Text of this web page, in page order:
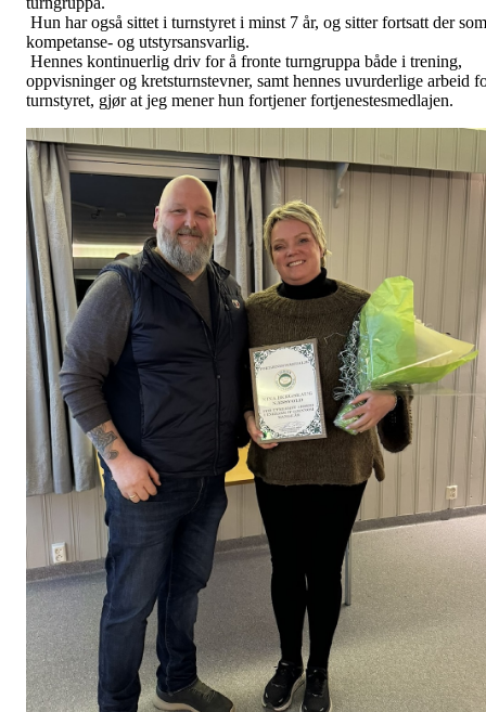
Hun har også sittet i turnstyret i minst 7 år, og sitter fortsatt der som
kompetanse- og utstyrsansvarlig.
Hennes kontinuerlig driv for å fronte turngruppa både i trening,
oppvisninger og kretsturnstevner, samt hennes uvurderlige arbeid
turnstyret, gjør at jeg mener hun fortjener fortjenestesmedlajen.